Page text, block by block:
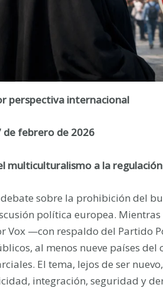
perspectiva internacional
de febrero de 2026
multiculturalismo a la
sobre la prohibición del
política europea.
Vox —con respaldo del Partido
al menos nueve países
El tema, lejos de ser
integración, seguridad y